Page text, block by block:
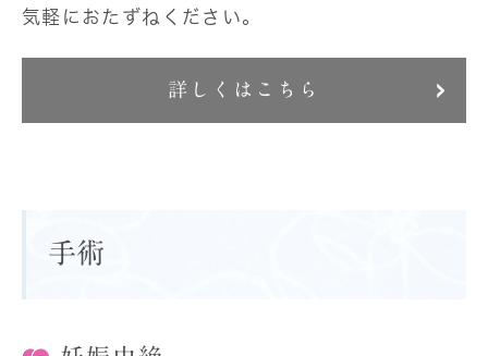
気軽におたずねください。
詳しくはこちら
手術